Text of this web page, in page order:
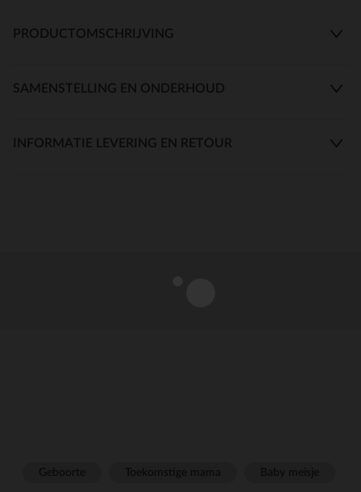
PRODUCTOMSCHRIJVING
SAMENSTELLING EN ONDERHOUD
INFORMATIE LEVERING EN RETOUR